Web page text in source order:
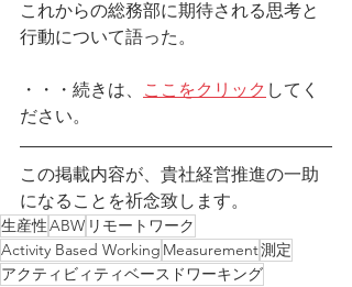
これからの総務部に期待される思考と
行動について語った。
・・・続きは、 ここをクリック してく
ださい。
この掲載内容が、貴社経営推進の一助
になることを祈念致します。
生産性ABW リモートワーク
Activity Based Working Measurement測定
アクティビィティベースドワーキング